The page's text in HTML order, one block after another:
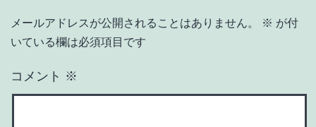
メールアドレスが公開されることはありません。 ※ が付
いている欄は必須項目です
コメント ※